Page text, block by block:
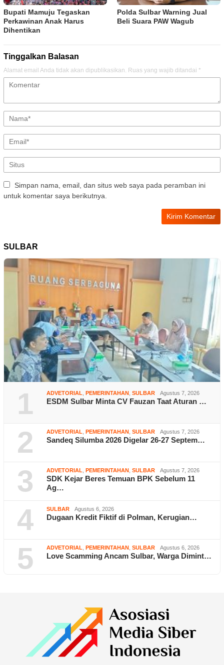
Bupati Mamuju Tegaskan
Perkawinan Anak Harus
Dihentikan
Polda Sulbar Warning Jual
Beli Suara PAW Wagub
Tinggalkan Balasan
Alamat email Anda tidak akan dipublikasikan. Ruas yang wajib ditandai *
Simpan nama, email, dan situs web saya pada peramban ini
untuk komentar saya berikutnya.
SULBAR
1 ADVETORIAL PEMERINTAHAN SULBAR Agustus 7, 2026
ESDM Sulbar Minta CV Fauzan Taat Aturan …
2 ADVETORIAL PEMERINTAHAN SULBAR Agustus 7, 2026
Sandeq Silumba 2026 Digelar 26-27 Septem…
3 ADVETORIAL PEMERINTAHAN SULBAR Agustus 7, 2026
SDK Kejar Beres Temuan BPK Sebelum 11
Ag…
4 SULBAR Agustus 6, 2026
Dugaan Kredit Fiktif di Polman, Kerugian…
5 ADVETORIAL PEMERINTAHAN SULBAR Agustus 6, 2026
Love Scamming Ancam Sulbar, Warga Dimint…